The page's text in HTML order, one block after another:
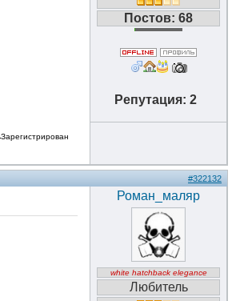
Постов: 68
Репутация: 2
Зарегистрирован
#322132
Роман_маляр
white hatchback elegance
Любитель